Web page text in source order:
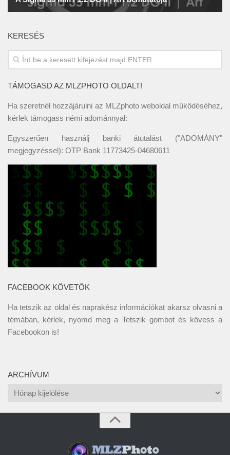
KERESÉS
TÁMOGASD AZ MLZPHOTO OLDALT!
Ha szeretnél hozzájárulni az MLZphoto weboldal működéséhez,
kérlek támogass némi adománnyal:
Egyszerűen használj banki átutalást ("ADOMÁNY"
megjegyzéssel): OTP Bank 11773425-04680611
FACEBOOK KÖVETŐK
Ha tetszik az oldal és naprakész információkat akarsz olvasni a
témában, kérlek, nyomd meg a Tetszik gombot és kövess a
Facebookon is!
ARCHÍVUM
Archívum